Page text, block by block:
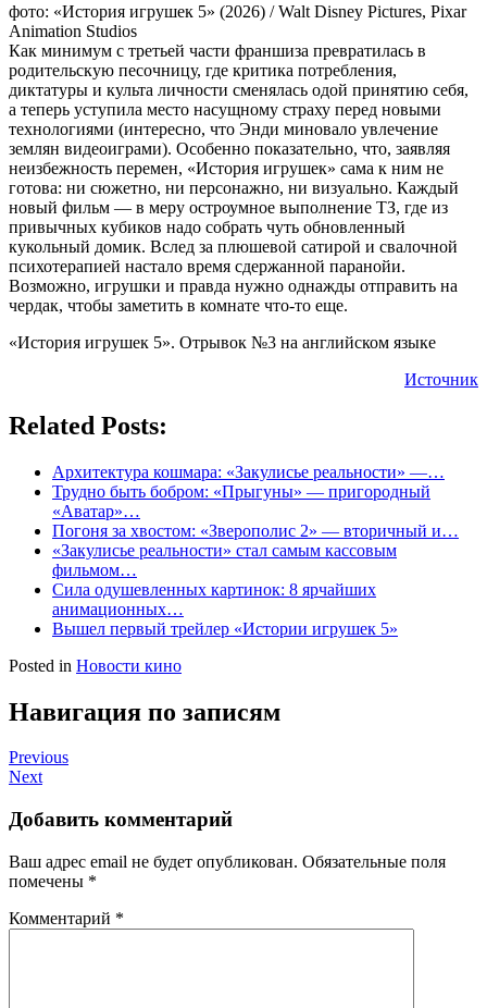
фото: «История игрушек 5» (2026) / Walt Disney Pictures, Pixar
Animation Studios
Как минимум с третьей части франшиза превратилась в
родительскую песочницу, где критика потребления,
диктатуры и культа личности сменялась одой принятию себя,
а теперь уступила место насущному страху перед новыми
технологиями (интересно, что Энди миновало увлечение
землян видеоиграми). Особенно показательно, что, заявляя
неизбежность перемен, «История игрушек» сама к ним не
готова: ни сюжетно, ни персонажно, ни визуально. Каждый
новый фильм — в меру остроумное выполнение ТЗ, где из
привычных кубиков надо собрать чуть обновленный
кукольный домик. Вслед за плюшевой сатирой и свалочной
психотерапией настало время сдержанной паранойи.
Возможно, игрушки и правда нужно однажды отправить на
чердак, чтобы заметить в комнате что-то еще.
«История игрушек 5». Отрывок №3 на английском языке
Источник
Related Posts:
Архитектура кошмара: «Закулисье реальности» —…
Трудно быть бобром: «Прыгуны» — пригородный
«Аватар»…
Погоня за хвостом: «Зверополис 2» — вторичный и…
«Закулисье реальности» стал самым кассовым
фильмом…
Сила одушевленных картинок: 8 ярчайших
анимационных…
Вышел первый трейлер «Истории игрушек 5»
Posted in Новости кино
Навигация по записям
Previous
Next
Добавить комментарий
Ваш адрес email не будет опубликован. Обязательные поля
помечены *
Комментарий *